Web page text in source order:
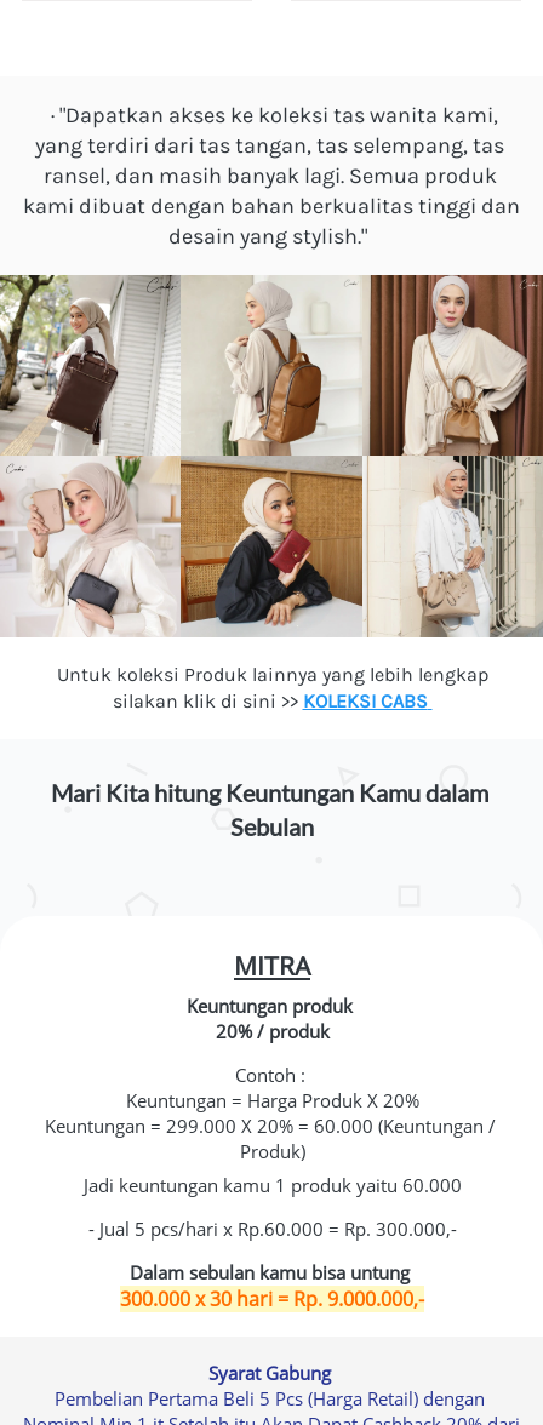
yang terdiri dari tas tangan, tas selempang, tas
ransel, dan masih banyak lagi. Semua produk
kami dibuat dengan bahan berkualitas tinggi dan
desain yang stylish."
Untuk koleksi Produk lainnya yang lebih lengkap
silakan klik di sini >> KOLEKSI CABS
Mari Kita hitung Keuntungan Kamu dalam
Sebulan
MITRA
Keuntungan produk
20% / produk
Contoh :
Keuntungan = Harga Produk X 20%
Keuntungan = 299.000 X 20% = 60.000 (Keuntungan /
Produk)
Jadi keuntungan kamu 1 produk yaitu 60.000
- Jual 5 pcs/hari x Rp.60.000 = Rp. 300.000,-
Dalam sebulan kamu bisa untung
300.000 x 30 hari = Rp. 9.000.000,-
Syarat Gabung
Pembelian Pertama Beli 5 Pcs (Harga Retail) dengan